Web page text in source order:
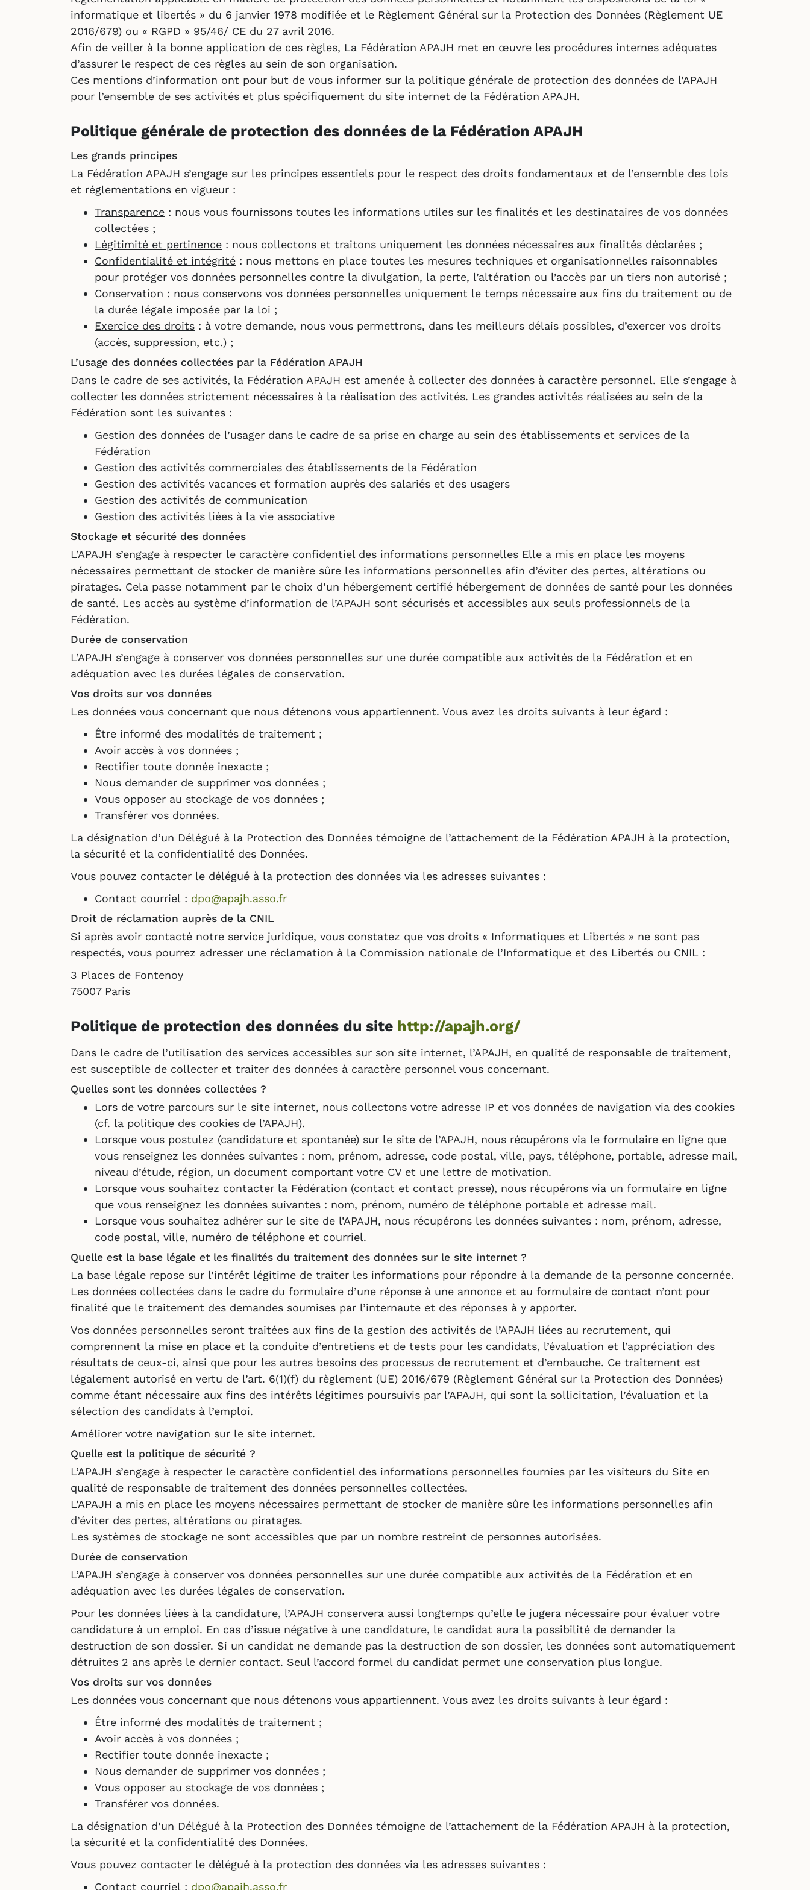
informatique et libertés » du 6 janvier 1978 modifiée et le Règlement Général sur la Protection des Données (Règlement UE
2016/679) ou « RGPD » 95/46/ CE du 27 avril 2016.
Afin de veiller à la bonne application de ces règles, La Fédération APAJH met en œuvre les procédures internes adéquates
d’assurer le respect de ces règles au sein de son organisation.
Ces mentions d’information ont pour but de vous informer sur la politique générale de protection des données de l’APAJH
pour l’ensemble de ses activités et plus spécifiquement du site internet de la Fédération APAJH.
Politique générale de protection des données de la Fédération APAJH
Les grands principes
La Fédération APAJH s’engage sur les principes essentiels pour le respect des droits fondamentaux et de l’ensemble des lois
et réglementations en vigueur :
Transparence : nous vous fournissons toutes les informations utiles sur les finalités et les destinataires de vos données
collectées ;
Légitimité et pertinence : nous collectons et traitons uniquement les données nécessaires aux finalités déclarées ;
Confidentialité et intégrité : nous mettons en place toutes les mesures techniques et organisationnelles raisonnables
pour protéger vos données personnelles contre la divulgation, la perte, l’altération ou l’accès par un tiers non autorisé ;
Conservation : nous conservons vos données personnelles uniquement le temps nécessaire aux fins du traitement ou de
la durée légale imposée par la loi ;
Exercice des droits : à votre demande, nous vous permettrons, dans les meilleurs délais possibles, d’exercer vos droits
(accès, suppression, etc.) ;
L’usage des données collectées par la Fédération APAJH
Dans le cadre de ses activités, la Fédération APAJH est amenée à collecter des données à caractère personnel. Elle s’engage à
collecter les données strictement nécessaires à la réalisation des activités. Les grandes activités réalisées au sein de la
Fédération sont les suivantes :
Gestion des données de l’usager dans le cadre de sa prise en charge au sein des établissements et services de la
Fédération
Gestion des activités commerciales des établissements de la Fédération
Gestion des activités vacances et formation auprès des salariés et des usagers
Gestion des activités de communication
Gestion des activités liées à la vie associative
Stockage et sécurité des données
L’APAJH s’engage à respecter le caractère confidentiel des informations personnelles Elle a mis en place les moyens
nécessaires permettant de stocker de manière sûre les informations personnelles afin d’éviter des pertes, altérations ou
piratages. Cela passe notamment par le choix d’un hébergement certifié hébergement de données de santé pour les données
de santé. Les accès au système d’information de l’APAJH sont sécurisés et accessibles aux seuls professionnels de la
Fédération.
Durée de conservation
L’APAJH s’engage à conserver vos données personnelles sur une durée compatible aux activités de la Fédération et en
adéquation avec les durées légales de conservation.
Vos droits sur vos données
Les données vous concernant que nous détenons vous appartiennent. Vous avez les droits suivants à leur égard :
Être informé des modalités de traitement ;
Avoir accès à vos données ;
Rectifier toute donnée inexacte ;
Nous demander de supprimer vos données ;
Vous opposer au stockage de vos données ;
Transférer vos données.
La désignation d’un Délégué à la Protection des Données témoigne de l’attachement de la Fédération APAJH à la protection,
la sécurité et la confidentialité des Données.
Vous pouvez contacter le délégué à la protection des données via les adresses suivantes :
Contact courriel : dpo@apajh.asso.fr
Droit de réclamation auprès de la CNIL
Si après avoir contacté notre service juridique, vous constatez que vos droits « Informatiques et Libertés » ne sont pas
respectés, vous pourrez adresser une réclamation à la Commission nationale de l’Informatique et des Libertés ou CNIL :
3 Places de Fontenoy
75007 Paris
Politique de protection des données du site http://apajh.org/
Dans le cadre de l’utilisation des services accessibles sur son site internet, l’APAJH, en qualité de responsable de traitement,
est susceptible de collecter et traiter des données à caractère personnel vous concernant.
Quelles sont les données collectées ?
Lors de votre parcours sur le site internet, nous collectons votre adresse IP et vos données de navigation via des cookies
(cf. la politique des cookies de l’APAJH).
Lorsque vous postulez (candidature et spontanée) sur le site de l’APAJH, nous récupérons via le formulaire en ligne que
vous renseignez les données suivantes : nom, prénom, adresse, code postal, ville, pays, téléphone, portable, adresse mail,
niveau d’étude, région, un document comportant votre CV et une lettre de motivation.
Lorsque vous souhaitez contacter la Fédération (contact et contact presse), nous récupérons via un formulaire en ligne
que vous renseignez les données suivantes : nom, prénom, numéro de téléphone portable et adresse mail.
Lorsque vous souhaitez adhérer sur le site de l’APAJH, nous récupérons les données suivantes : nom, prénom, adresse,
code postal, ville, numéro de téléphone et courriel.
Quelle est la base légale et les finalités du traitement des données sur le site internet ?
La base légale repose sur l’intérêt légitime de traiter les informations pour répondre à la demande de la personne concernée.
Les données collectées dans le cadre du formulaire d’une réponse à une annonce et au formulaire de contact n’ont pour
finalité que le traitement des demandes soumises par l’internaute et des réponses à y apporter.
Vos données personnelles seront traitées aux fins de la gestion des activités de l’APAJH liées au recrutement, qui
comprennent la mise en place et la conduite d’entretiens et de tests pour les candidats, l’évaluation et l’appréciation des
résultats de ceux-ci, ainsi que pour les autres besoins des processus de recrutement et d’embauche. Ce traitement est
légalement autorisé en vertu de l’art. 6(1)(f) du règlement (UE) 2016/679 (Règlement Général sur la Protection des Données)
comme étant nécessaire aux fins des intérêts légitimes poursuivis par l’APAJH, qui sont la sollicitation, l’évaluation et la
sélection des candidats à l’emploi.
Améliorer votre navigation sur le site internet.
Quelle est la politique de sécurité ?
L’APAJH s’engage à respecter le caractère confidentiel des informations personnelles fournies par les visiteurs du Site en
qualité de responsable de traitement des données personnelles collectées.
L’APAJH a mis en place les moyens nécessaires permettant de stocker de manière sûre les informations personnelles afin
d’éviter des pertes, altérations ou piratages.
Les systèmes de stockage ne sont accessibles que par un nombre restreint de personnes autorisées.
Durée de conservation
L’APAJH s’engage à conserver vos données personnelles sur une durée compatible aux activités de la Fédération et en
adéquation avec les durées légales de conservation.
Pour les données liées à la candidature, l’APAJH conservera aussi longtemps qu’elle le jugera nécessaire pour évaluer votre
candidature à un emploi. En cas d’issue négative à une candidature, le candidat aura la possibilité de demander la
destruction de son dossier. Si un candidat ne demande pas la destruction de son dossier, les données sont automatiquement
détruites 2 ans après le dernier contact. Seul l’accord formel du candidat permet une conservation plus longue.
Vos droits sur vos données
Les données vous concernant que nous détenons vous appartiennent. Vous avez les droits suivants à leur égard :
Être informé des modalités de traitement ;
Avoir accès à vos données ;
Rectifier toute donnée inexacte ;
Nous demander de supprimer vos données ;
Vous opposer au stockage de vos données ;
Transférer vos données.
La désignation d’un Délégué à la Protection des Données témoigne de l’attachement de la Fédération APAJH à la protection,
la sécurité et la confidentialité des Données.
Vous pouvez contacter le délégué à la protection des données via les adresses suivantes :
Contact courriel : dpo@apajh.asso.fr